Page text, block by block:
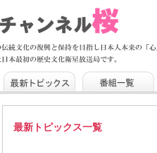
最新トピックス一覧